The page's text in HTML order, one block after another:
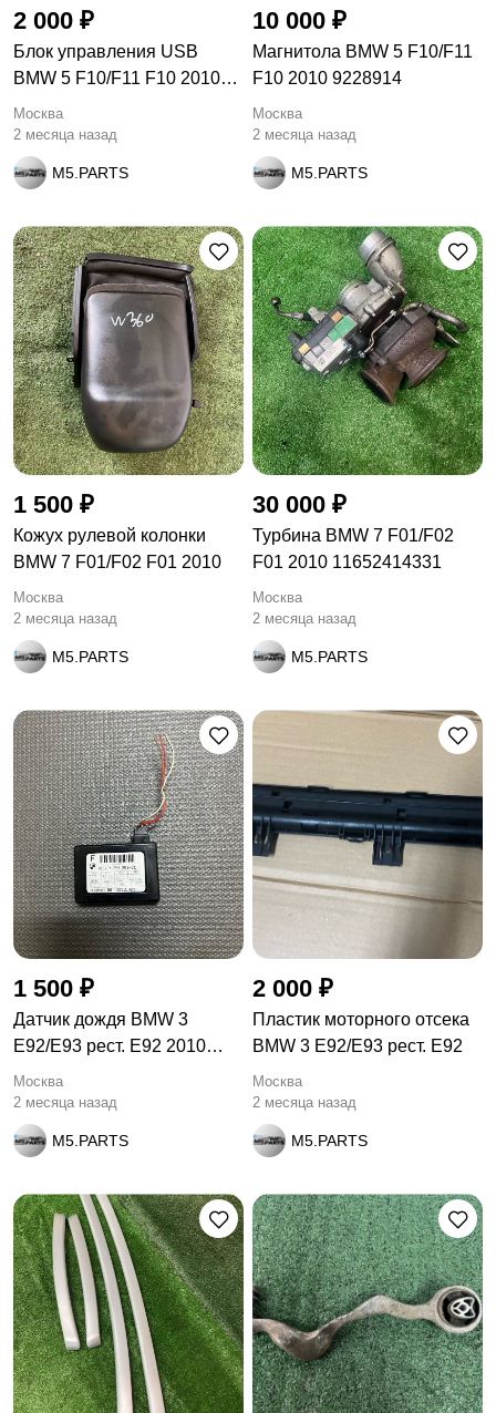
2 000 ₽
Блок управления USB
BMW 5 F10/F11 F10 2010
9200503
Москва
2 месяца назад
M5.PARTS
10 000 ₽
Магнитола BMW 5 F10/F11
F10 2010 9228914
Москва
2 месяца назад
M5.PARTS
1 500 ₽
Кожух рулевой колонки
BMW 7 F01/F02 F01 2010
Москва
2 месяца назад
M5.PARTS
30 000 ₽
Турбина BMW 7 F01/F02
F01 2010 11652414331
Москва
2 месяца назад
M5.PARTS
1 500 ₽
Датчик дождя BMW 3
E92/E93 рест. E92 2010
9224853
Москва
2 месяца назад
M5.PARTS
2 000 ₽
Пластик моторного отсека
BMW 3 E92/E93 рест. E92
Москва
2 месяца назад
M5.PARTS